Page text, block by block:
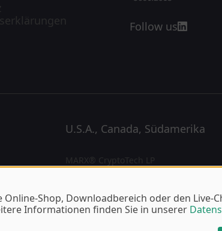
Follow us
U.S.A., Canada, Südamerika
MARX® CryptoTech LP
Telefon: +1 770 904 0369
Kontakt
Shop, Downloadbereich oder den Live-
Informationen finden Sie in unserer